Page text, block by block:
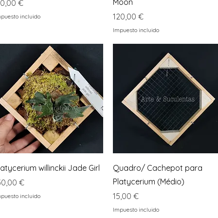
€
incluido
Moon
Precio
120,00 €
Impuesto incluido
Vista rápida
willinckii Jade Girl
€
incluido
Vista rápida
Quadro/ Cachepot para
Platycerium (Médio)
Precio
15,00 €
Impuesto incluido